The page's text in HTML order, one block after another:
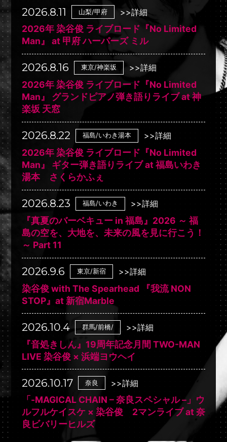
2026.8.11 山梨/甲府 >>詳細
2026年 染谷俊 ライブロード『No Limited
Man』 at 甲府 ハーパーズ ミル
2026.8.16 東京/神楽坂 >>詳細
2026年 染谷俊 ライブロード『No Limited
Man』 グランドピアノ弾き語りライブ at 神
楽坂 天窓
2026.8.22 福島/いわき湯本 >>詳細
2026年 染谷俊 ライブロード『No Limited
Man』 ギター弾き語りライブ at 福島いわき
湯本 さくらかふぇ
2026.8.23 福島/いわき >>詳細
『真夏のバーベキュー in 福島』2026 ～ 福
島の空を、大地を、未来の風を見に行こう！
～ Part 11
2026.9.6 東京/新宿 >>詳細
染谷俊 with The Spearhead 『我流 NON
STOP』at 新宿Marble
2026.10.4 群馬/前橋/ >>詳細
『音処きしん』19周年記念月間 TWO-MAN
LIVE 染谷俊 × 浜端ヨウヘイ
2026.10.17 奈良 >>詳細
「-MAGICAL CHAIN – 奈良スペシャル –」ウ
ルフルケイスケ × 染谷俊 2マンライブ at 奈
良ビバリーヒルズ